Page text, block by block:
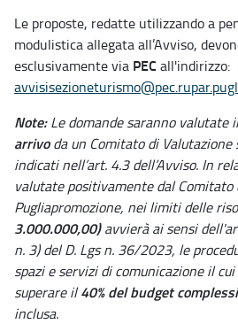
Le proposte, redatte utilizzando a
modulistica allegata all’Avviso,
esclusivamente via PEC all'indirizzo:
Note:Le domande saranno valutate
arrivoda un Comitato di Valutazione
indicati nell’art. 4.3 dell’Avviso. In
valutate positivamente dal Comitato
Pugliapromozione, nei limiti delle
3.000.000,00)avvierà ai sensi
n. 3) del D. Lgs n. 36/2023, le
spazi e servizi di comunicazione il
superare il40% del budget
inclusa.